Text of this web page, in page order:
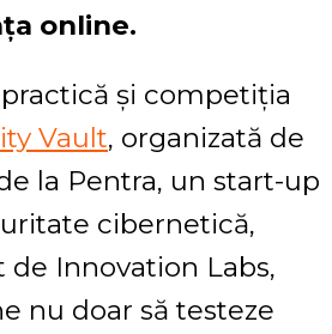
online.
și competiția
Vault, organizată de
la Pentra, un start-up
cibernetică,
Innovation Labs,
nu doar să testeze